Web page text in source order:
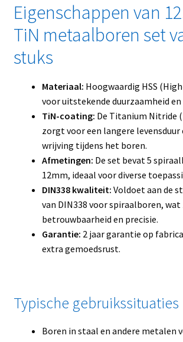
Eigenschappen van
TiN metaalboren set
stuks
Materiaal: Hoogwaardig HSS
voor uitstekende duurzaamheid
TiN-coating: De Titanium Nitride
zorgt voor een langere
wrijving tijdens het boren.
Afmetingen: De set bevat 5
12mm, ideaal voor diverse
DIN338 kwaliteit: Voldoet aan de
van DIN338 voor spiraalboren,
betrouwbaarheid en precisie.
Garantie: 2 jaar garantie op
extra gemoedsrust.
Typische gebruikssituaties
Boren in staal en andere metalen